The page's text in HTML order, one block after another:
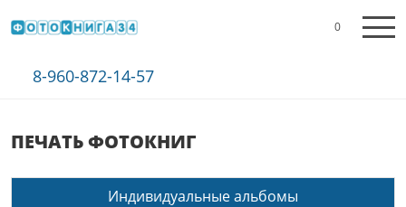
8-960-872-14-57
0
ПЕЧАТЬ ФОТОКНИГ
Индивидуальные альбомы